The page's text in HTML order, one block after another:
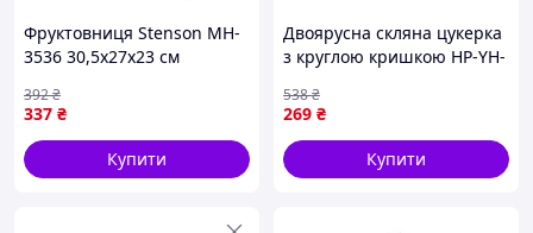
Фруктовниця Stenson MH-
3536 30,5х27х23 см
337 ₴
392₴
Купити
Двоярусна скляна цукерка
з круглою кришкою HP-YH-
сервірування десертів
269 ₴
538₴
Купити